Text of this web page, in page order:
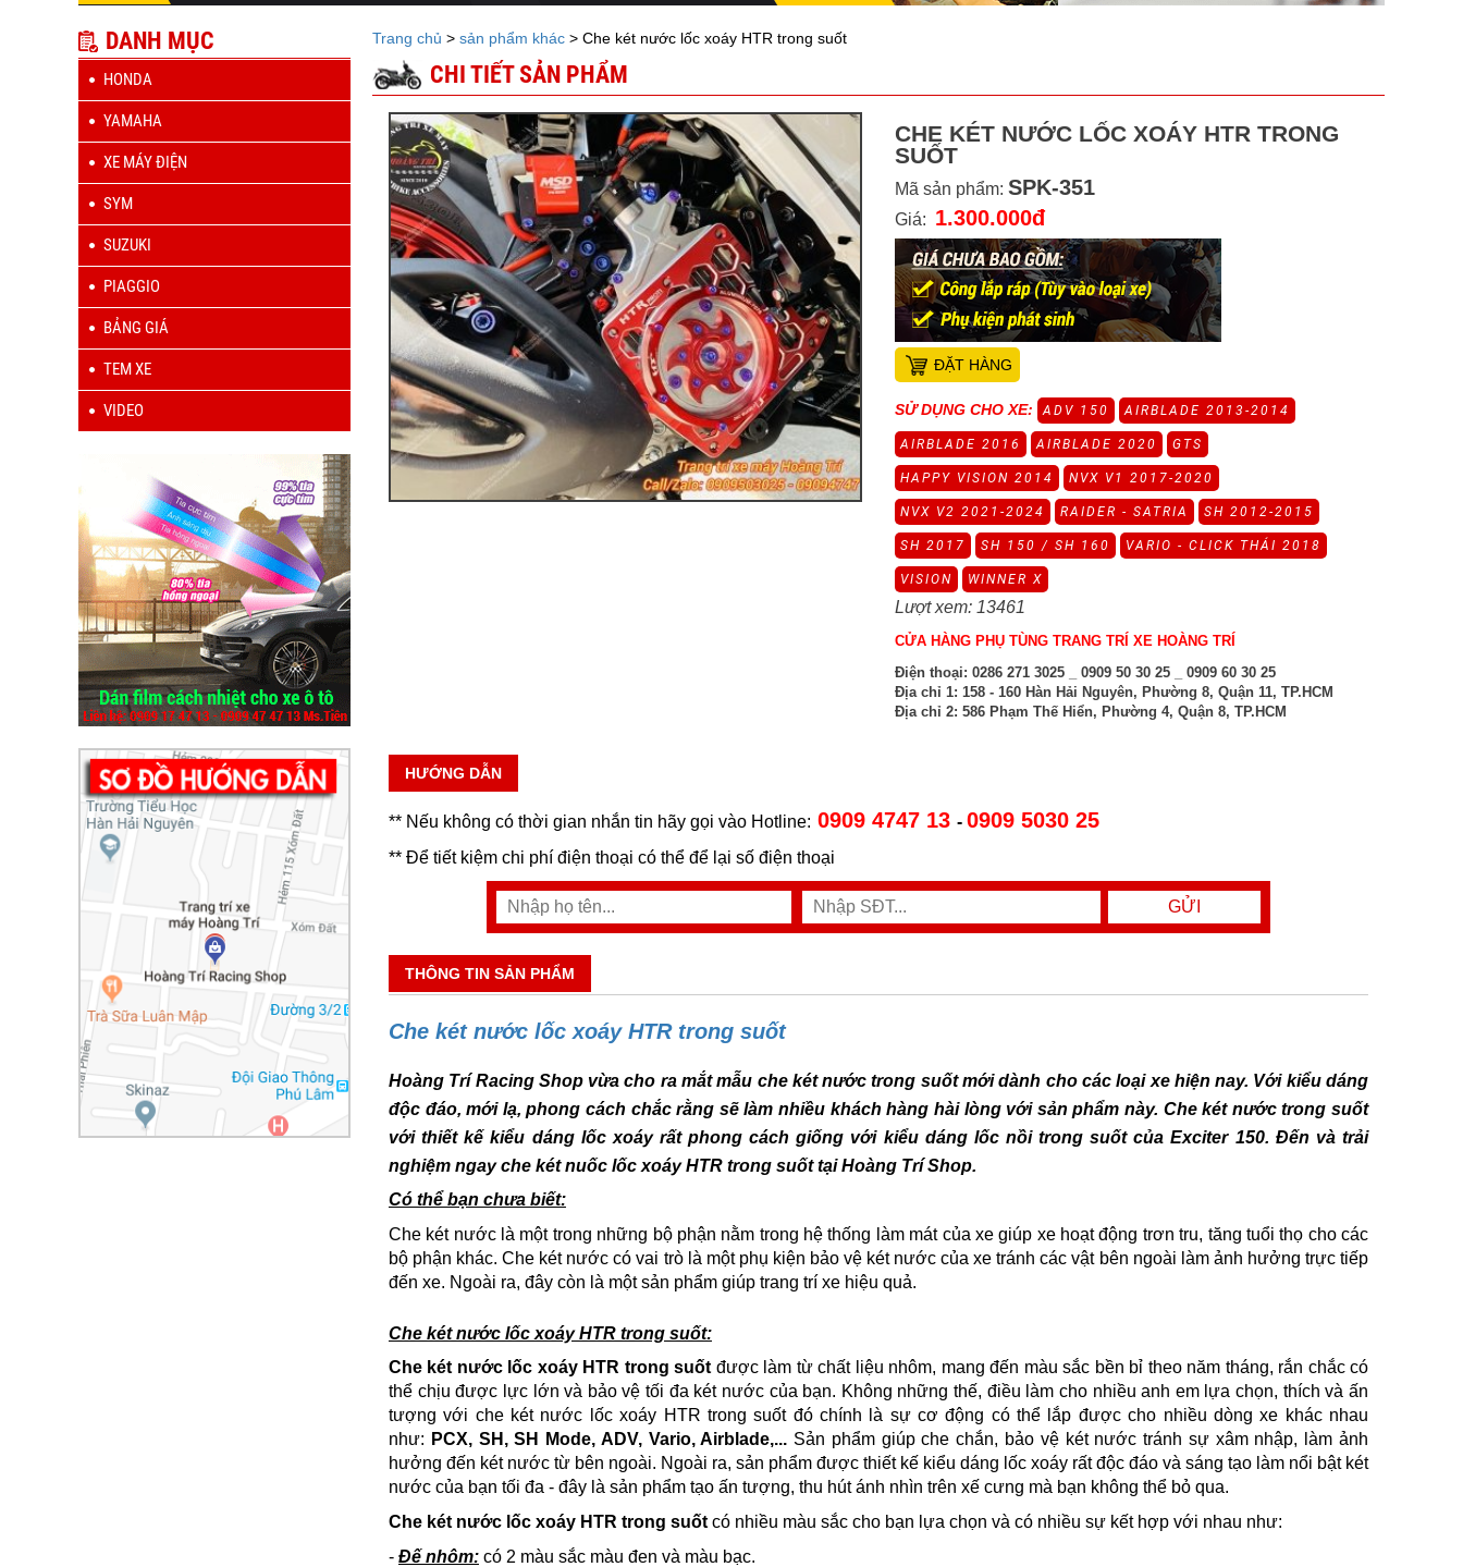
DANH MỤC
HONDA
YAMAHA
XE MÁY ĐIỆN
SYM
SUZUKI
PIAGGIO
BẢNG GIÁ
TEM XE
VIDEO
Trang chủ > sản phẩm khác> Che két nước lốc xoáy HTR trong suốt
CHI TIẾT SẢN PHẨM
CHE KÉT NƯỚC LỐC XOÁY HTR TRONG
SUỐT
Mã sản phẩm: SPK-351
Giá: 1.300.000đ
ĐẶT HÀNG
SỬ DỤNG CHO XE: ADV 150 AIRBLADE 2013-2014
AIRBLADE 2016 AIRBLADE 2020 GTS
HAPPY VISION 2014 NVX V1 2017-2020
NVX V2 2021-2024 RAIDER - SATRIA SH 2012-2015
SH 2017 SH 150 / SH 160 VARIO - CLICK THÁI 2018
VISION WINNER X
Lượt xem: 13461
CỬA HÀNG PHỤ TÙNG TRANG TRÍ XE HOÀNG TRÍ
Điện thoại: 0286 271 3025 _ 0909 50 30 25 _ 0909 60 30 25
Địa chỉ 1: 158 - 160 Hàn Hải Nguyên, Phường 8, Quận 11, TP.HCM
Địa chỉ 2: 586 Phạm Thế Hiển, Phường 4, Quận 8, TP.HCM
HƯỚNG DẪN
** Nếu không có thời gian nhắn tin hãy gọi vào Hotline: 0909 4747 13 - 0909 5030 25
** Để tiết kiệm chi phí điện thoại có thể để lại số điện thoại
THÔNG TIN SẢN PHẨM
Che két nước lốc xoáy HTR trong suốt
Hoàng Trí Racing Shop vừa cho ra mắt mẫu che két nước trong suốt mới dành cho các loại xe hiện nay. Với kiểu dáng
độc đáo, mới lạ, phong cách chắc rằng sẽ làm nhiều khách hàng hài lòng với sản phẩm này. Che két nước trong suốt
với thiết kế kiểu dáng lốc xoáy rất phong cách giống với kiểu dáng lốc nồi trong suốt của Exciter 150. Đến và trải
nghiệm ngay che két nuốc lốc xoáy HTR trong suốt tại Hoàng Trí Shop.
Có thể bạn chưa biết:
Che két nướclà một trong những bộ phận nằm trong hệ thống làm mát của xe giúp xe hoạt động trơn tru, tăng tuổi thọ cho các
bộ phận khác.Che két nước có vai trò là một phụ kiện bảo vệ két nước của xe tránh các vật bên ngoài làm ảnh hưởng trực tiếp
đến xe. Ngoài ra, đây còn là một sản phẩm giúp trang trí xe hiệu quả.
Che két nước lốc xoáy HTR trong suốt:
Che két nước lốc xoáy HTR trong suốt được làm từ chất liệu nhôm, mang đến màu sắc bền bỉ theo năm tháng, rắn chắc có
thể chịu được lực lớn và bảo vệ tối đa két nước của bạn. Không những thế, điều làm cho nhiều anh em lựa chọn, thích và ấn
tượng với che két nước lốc xoáy HTR trong suốt đó chính là sự cơ động có thể lắp được cho nhiều dòng xe khác nhau
như: PCX, SH, SH Mode, ADV, Vario, Airblade,... Sản phẩm giúp che chắn, bảo vệ két nước tránh sự xâm nhập, làm ảnh
hưởng đến két nước từ bên ngoài. Ngoài ra, sản phẩm được thiết kế kiểu dáng lốc xoáy rất độc đáo và sáng tạo làm nổi bật két
nước của bạn tối đa - đây là sản phẩm tạo ấn tượng, thu hút ánh nhìn trên xế cưng mà bạn không thể bỏ qua.
Che két nước lốc xoáy HTR trong suốt có nhiều màu sắc cho bạn lựa chọn và có nhiều sự kết hợp với nhau như:
- Đế nhôm:có 2 màu sắc màu đen và màu bạc.